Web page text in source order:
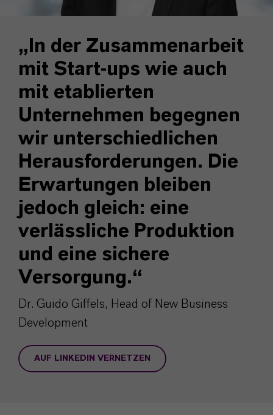
„In der Zusammenarbeit
mit Start-ups wie auch
mit etablierten
Unternehmen begegnen
wir unterschiedlichen
Herausforderungen. Die
Erwartungen bleiben
jedoch gleich: eine
verlässliche Produktion
und eine sichere
Versorgung.“
Dr. Guido Giffels, Head of New Business
Development
AUF LINKEDIN VERNETZEN